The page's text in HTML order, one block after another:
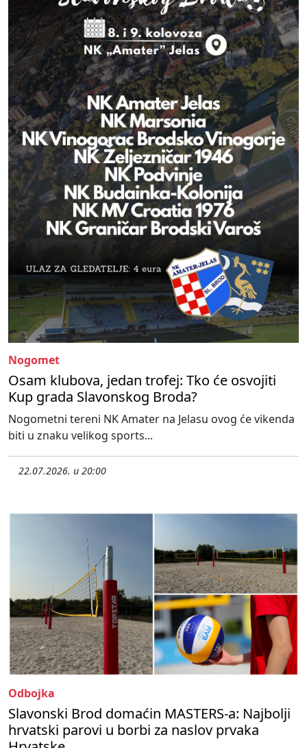
Nogomet
Osam klubova, jedan trofej: Tko će osvojiti
Kup grada Slavonskog Broda?
Nogometni tereni NK Amater na Jelasu ovog će vikenda
biti u znaku velikog sports...
22.07.2026. u 20:00
Odbojka
Slavonski Brod domaćin MASTERS-a: Najbolji
hrvatski parovi u borbi za naslov prvaka